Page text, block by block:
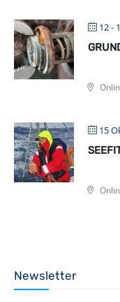
12 -
15
Newsletter